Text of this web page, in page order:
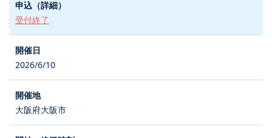
受付終了
2026/6/10
大阪府大阪市